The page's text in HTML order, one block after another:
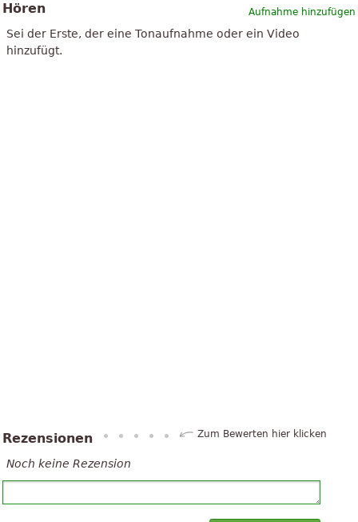
Aufnahme hinzufügen
Hören
Sei der Erste, der eine Tonaufnahme oder ein Video
hinzufügt.
Rezensionen Zum Bewerten hier klicken
Noch keine Rezension